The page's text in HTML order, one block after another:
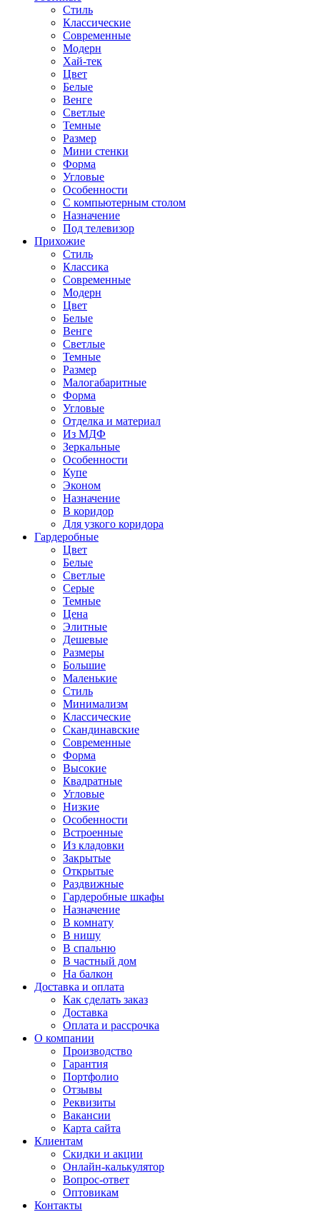
Стиль
Классические
Современные
Модерн
Хай-тек
Цвет
Белые
Венге
Светлые
Темные
Размер
Мини стенки
Форма
Угловые
Особенности
С компьютерным столом
Назначение
Под телевизор
Прихожие
Стиль
Классика
Современные
Модерн
Цвет
Белые
Венге
Светлые
Темные
Размер
Малогабаритные
Форма
Угловые
Отделка и материал
Из МДФ
Зеркальные
Особенности
Купе
Эконом
Назначение
В коридор
Для узкого коридора
Гардеробные
Цвет
Белые
Светлые
Серые
Темные
Цена
Элитные
Дешевые
Размеры
Большие
Маленькие
Стиль
Минимализм
Классические
Скандинавские
Современные
Форма
Высокие
Квадратные
Угловые
Низкие
Особенности
Встроенные
Из кладовки
Закрытые
Открытые
Раздвижные
Гардеробные шкафы
Назначение
В комнату
В нишу
В спальню
В частный дом
На балкон
Доставка и оплата
Как сделать заказ
Доставка
Оплата и рассрочка
О компании
Производство
Гарантия
Портфолио
Отзывы
Реквизиты
Вакансии
Карта сайта
Клиентам
Скидки и акции
Онлайн-калькулятор
Вопрос-ответ
Оптовикам
Контакты